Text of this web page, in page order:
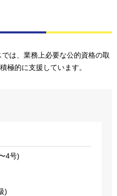
は、業務上必要な公的資格の取
極的に支援しています。
4号)
)